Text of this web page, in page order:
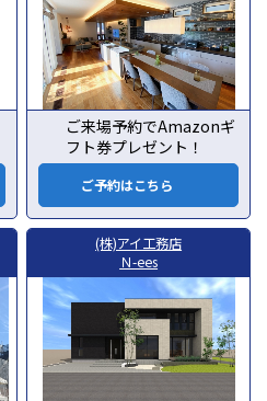
ご来場予約でAmazonギ
フト券プレゼント！
ご予約はこちら
(株)アイ工務店
Ｎ-ees